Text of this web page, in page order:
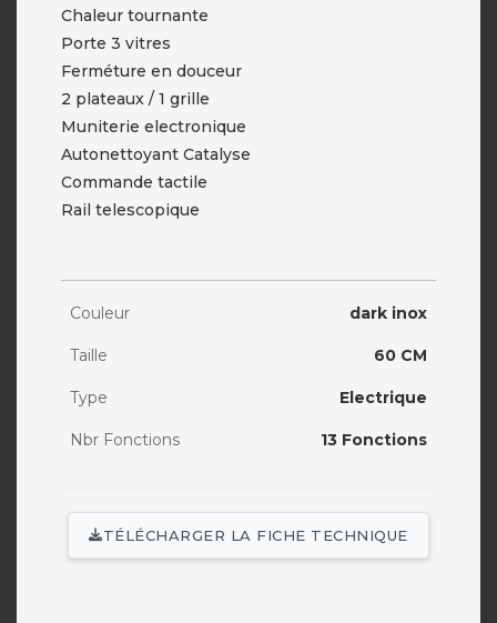
Chaleur tournante
Porte 3 vitres
Ferméture en douceur
2 plateaux / 1 grille
Muniterie electronique
Autonettoyant Catalyse
Commande tactile
Rail telescopique
Couleur dark inox
Taille 60 CM
Type Electrique
Nbr Fonctions 13 Fonctions
TÉLÉCHARGER LA FICHE TECHNIQUE